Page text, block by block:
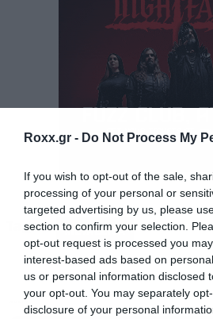
Roxx.gr - Do Not Process My
If you wish to opt-out of the sale,
processing of your personal or
targeted advertising by us, please
section to confirm your selection.
opt-out request is processed you
interest-based ads based on
us or personal information disclosed
your opt-out. You may separately
disclosure of your personal
Η Ελλάδα στην κορυφή
περιοδείας των Metallica
Η επιτυχία αυτή δεν ήταν
βεληνεκούς. Συγκρίνοντας
υπόλοιπες ευρωπαϊκές
γρήγορες και
εισιτηρίωνσε όλη την
αποδεικνύει τη μοναδική
κοινού με την εμβληματική
Tags: METALLICA